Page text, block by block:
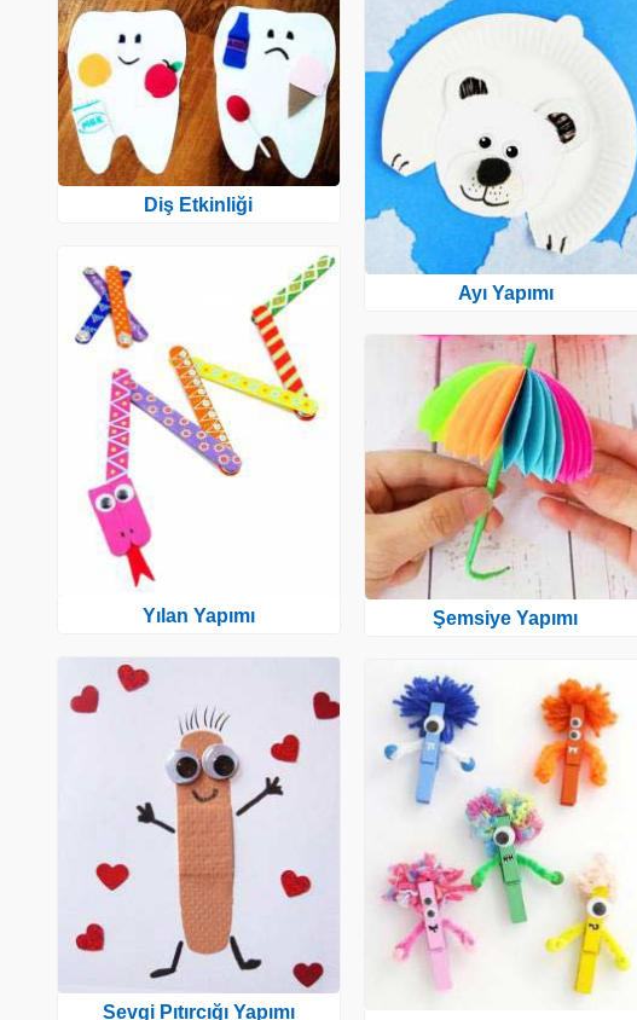
Diş Etkinliği
Yılan Yapımı
Sevgi Pıtırcığı Yapımı
Ayı Yapımı
Şemsiye Yapımı